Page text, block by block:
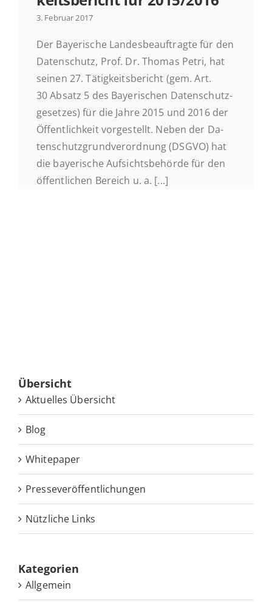
Kontakt
3. Februar 2017
Der Baye­ri­sche Lan­des­be­auf­trag­te für den
Daten­schutz, Prof. Dr. Thomas Petri, hat
seinen 27. Tä­tig­keits­be­richt (gem. Art.
30 Absatz 5 des Baye­ri­schen Da­ten­schutz­
ge­set­zes) für die Jahre 2015 und 2016 der
Öf­fent­lich­keit vor­ge­stellt. Neben der Da­
ten­schutz­grund­ver­ord­nung (DSGVO) hat
die baye­ri­sche Auf­sichts­be­hör­de für den
öf­fent­li­chen Bereich u. a. [...]
Über­sicht
Ak­tu­el­les Übersicht
Blog
White­pa­per
Pres­se­ver­öf­fent­li­chun­gen
Nütz­li­che Links
Ka­te­go­rien
Allgemein